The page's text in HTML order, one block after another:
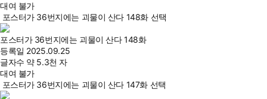
대여 불가
포스터가 36번지에는 괴물이 산다 148화 선택
포스터가 36번지에는 괴물이 산다 148화
등록일 2025.09.25
글자수 약 5.3천 자
대여 불가
포스터가 36번지에는 괴물이 산다 147화 선택